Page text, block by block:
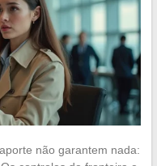
não garantem nada: